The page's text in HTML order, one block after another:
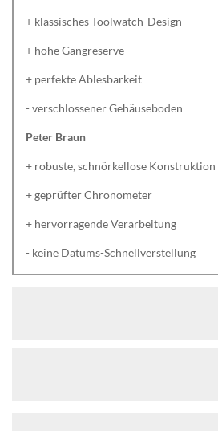
+ klassisches Toolwatch-Design
+ hohe Gangreserve
+ perfekte Ablesbarkeit
- verschlossener Gehäuseboden
Peter Braun
+ robuste, schnörkellose Konstruktion
+ geprüfter Chronometer
+ hervorragende Verarbeitung
- keine Datums-Schnellverstellung